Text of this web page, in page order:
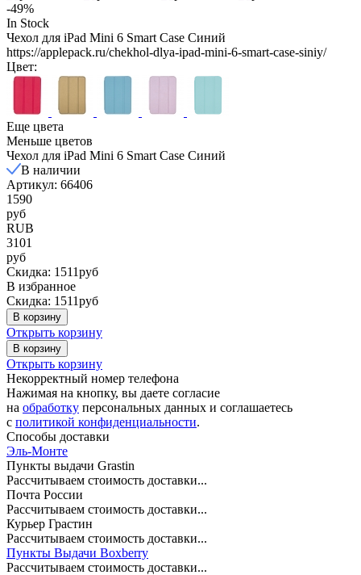
-49%
In Stock
Чехол для iPad Mini 6 Smart Case Синий
https://applepack.ru/chekhol-dlya-ipad-mini-6-smart-case-siniy/
Цвет:
Еще цвета
Меньше цветов
Чехол для iPad Mini 6 Smart Case Синий
В наличии
Артикул: 66406
1590
руб
RUB
3101
руб
Скидка: 1511руб
В избранное
Скидка: 1511руб
В корзину
Открыть корзину
В корзину
Открыть корзину
Некорректный номер телефона
Нажимая на кнопку, вы даете согласие
на обработку персональных данных и соглашаетесь
c политикой конфиденциальности.
Способы доставки
Эль-Монте
Пункты выдачи Grastin
Рассчитываем стоимость доставки...
Почта России
Рассчитываем стоимость доставки...
Курьер Грастин
Рассчитываем стоимость доставки...
Пункты Выдачи Boxberry
Рассчитываем стоимость доставки...